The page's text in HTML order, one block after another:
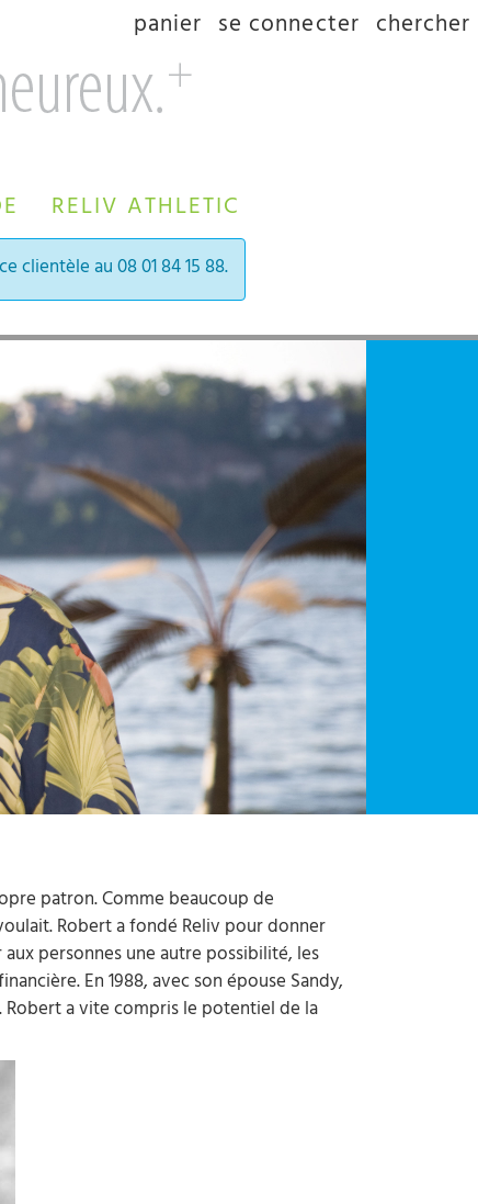
panier se connecter chercher
RELIV ATHLETIC
clientèle au 08 01 84 15 88.
patron. Comme beaucoup de
Robert a fondé Reliv pour donner
personnes une autre possibilité, les
En 1988, avec son épouse Sandy,
a vite compris le potentiel de la